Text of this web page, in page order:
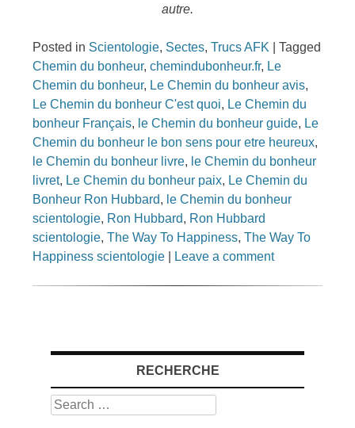
autre.
Posted in Scientologie, Sectes,Trucs AFK |Tagged
Chemin du bonheur,chemindubonheur.fr, Le
Chemin du bonheur, Le Chemin du bonheur avis,
Le Chemin du bonheur C'est quoi, Le Chemin du
bonheur Français, le Chemin du bonheur guide, Le
Chemin du bonheur le bon sens pour etre heureux,
le Chemin du bonheur livre, le Chemin du bonheur
livret, Le Chemin du bonheur paix, Le Chemin du
Bonheur Ron Hubbard, le Chemin du bonheur
scientologie, Ron Hubbard, Ron Hubbard
scientologie,The Way To Happiness,The Way To
Happiness scientologie
Leave a comment
RECHERCHE
Search